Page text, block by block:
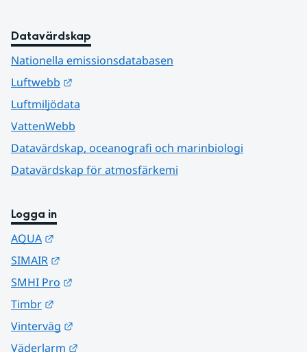
Datavärdskap
Nationella emissionsdatabasen
Luftwebb
Luftmiljödata
VattenWebb
Datavärdskap, oceanografi och marinbiologi
Datavärdskap för atmosfärkemi
Logga in
AQUA
SIMAIR
SMHI Pro
Timbr
Vinterväg
Väderlarm